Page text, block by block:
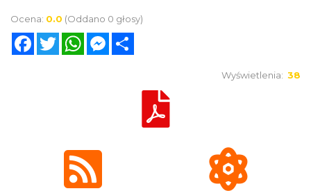
Ocena: 0.0 (Oddano 0 głosy)
FacebookTwitterWhatsAppMessenger
Wyświetlenia: 38